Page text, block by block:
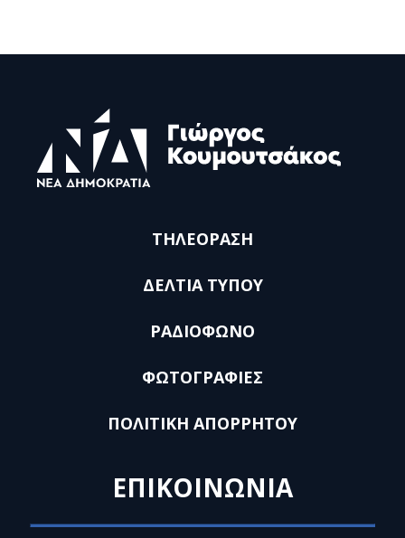
ΤΗΛΕΟΡΑΣΗ
ΔΕΛΤΙΑ ΤΥΠΟΥ
ΡΑΔΙΟΦΩΝΟ
ΦΩΤΟΓΡΑΦΙΕΣ
ΠΟΛΙΤΙΚΗ ΑΠΟΡΡΗΤΟΥ
ΕΠΙΚΟΙΝΩΝΙΑ